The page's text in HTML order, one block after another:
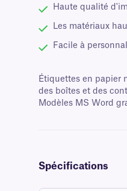
Haute qualité
Les matériaux
Facile à
Étiquettes en papier
des boîtes et des
Modèles MS Word
Spécifications